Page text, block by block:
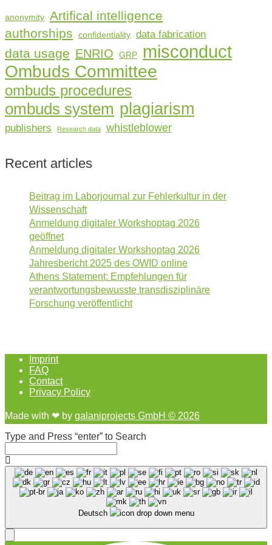
anonymity Artifical intelligence
authorships
confidentiality data fabrication
data usage ENRIO GRP misconduct
Ombuds Committee
ombuds procedures
ombuds system plagiarism
publishers Research data whistleblower
Recent articles
Beitrag im Laborjournal zur Fehlerkultur in der
Wissenschaft
Anmeldung digitaler Workshoptag 2026
geöffnet
Anmeldung digitaler Workshoptag 2026
Jahresbericht 2025 des OWID online
Athens Statement: Empfehlungen für
verantwortungsbewusste transdisziplinäre
Forschung veröffentlicht
Imprint
FAQ
Contact
Privacy Policy
Made with ❤︎ by galaniprojects GmbH © 2026
Type and Press “enter” to Search
Deutsch